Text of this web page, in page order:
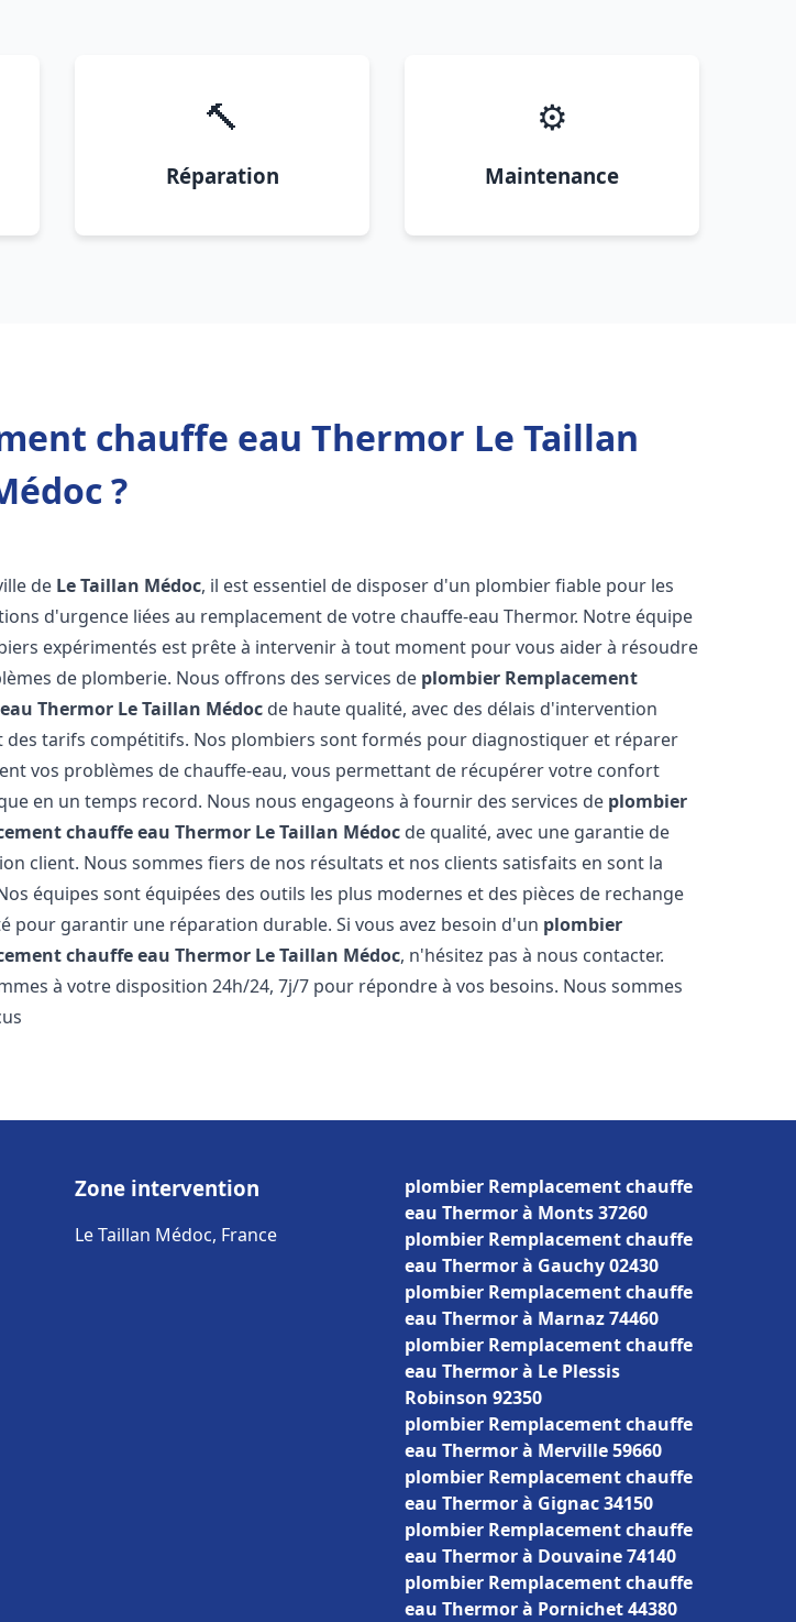
🔨
Réparation
⚙️
Maintenance
chauffe eau Thermor Le Taillan
?
de Le Taillan Médoc, il est essentiel de disposer d'un plombier fiable pour les
d'urgence liées au remplacement de votre chauffe-eau Thermor. Notre équipe
expérimentés est prête à intervenir à tout moment pour vous aider à résoudre
de plomberie. Nous offrons des services de plombier Remplacement
Thermor Le Taillan Médoc de haute qualité, avec des délais d'intervention
des tarifs compétitifs. Nos plombiers sont formés pour diagnostiquer et réparer
vos problèmes de chauffe-eau, vous permettant de récupérer votre confort
en un temps record. Nous nous engageons à fournir des services de plombier
chauffe eau Thermor Le Taillan Médoc de qualité, avec une garantie de
client. Nous sommes fiers de nos résultats et nos clients satisfaits en sont la
équipes sont équipées des outils les plus modernes et des pièces de rechange
pour garantir une réparation durable. Si vous avez besoin d'un plombier
chauffe eau Thermor Le Taillan Médoc, n'hésitez pas à nous contacter.
à votre disposition 24h/24, 7j/7 pour répondre à vos besoins. Nous sommes
Zone intervention
Le Taillan Médoc, France
plombier Remplacement chauffe
eau Thermor à Monts 37260
plombier Remplacement chauffe
eau Thermor à Gauchy 02430
plombier Remplacement chauffe
eau Thermor à Marnaz 74460
plombier Remplacement chauffe
eau Thermor à Le Plessis
Robinson 92350
plombier Remplacement chauffe
eau Thermor à Merville 59660
plombier Remplacement chauffe
eau Thermor à Gignac 34150
plombier Remplacement chauffe
eau Thermor à Douvaine 74140
plombier Remplacement chauffe
eau Thermor à Pornichet 44380